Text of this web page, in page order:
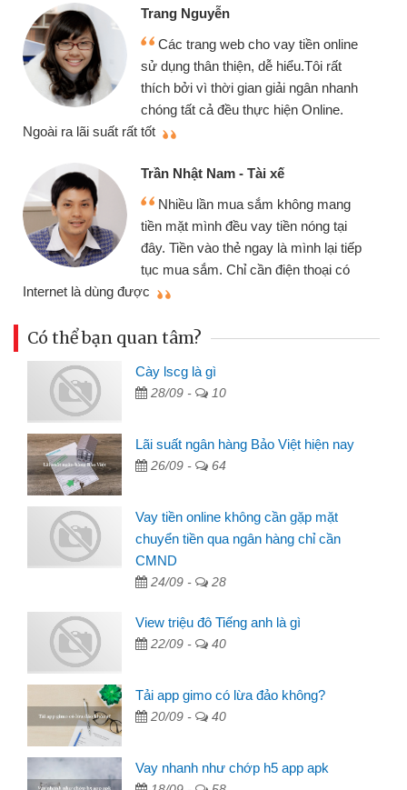
cho vay tiền online
dễ hiểu.Tôi rất
giải ngân nhanh
hiện Online.
Tài xế
sắm không mang
vay tiền nóng tại
ngay là mình lại tiếp
cần điện thoại có
Mình cần tiền gấp
chiếc xe wave nhưng
gói vay tiền bằng
cần gặp mặt nên rất
Cấn Văn Lực - Tạp
Tôi kinh doanh
nhiều lúc cần vốn
đến website qua bạn
đã giải quyết được
Có thể bạn quan tâm?
Cày lscg là gì
28/09 - 10
Lãi suất ngân hàng Bảo Việt hiện nay
26/09 - 64
Vay tiền online không cần gặp mặt
chuyển tiền qua ngân hàng chỉ cần
CMND
24/09 - 28
View triệu đô Tiếng anh là gì
22/09 - 40
Tải app gimo có lừa đảo không?
20/09 - 40
Vay nhanh như chớp h5 app apk